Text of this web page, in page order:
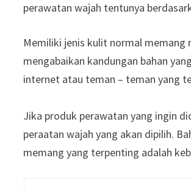
perawatan wajah tentunya
Memiliki jenis kulit normal memang
mengabaikan kandungan bahan
internet atau teman – teman yang
Jika produk perawatan yang ingin
peraatan wajah yang akan dipilih.
memang yang terpenting adalah